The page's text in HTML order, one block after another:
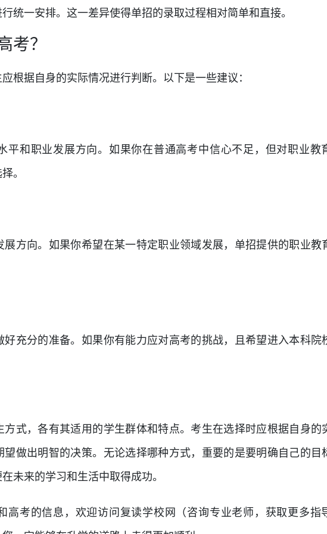
统一安排。这一差异使得单招的录取过程相对简单和直接。
考？
根据自身的实际情况进行判断。以下是一些建议：
平和职业发展方向。如果你在普通高考中信心不足，但对职业教
。
展方向。如果你希望在某一特定职业领域发展，单招提供的职业教
充分的准备。如果你有能力应对高考的挑战，且希望进入本科院
方式，各有其适用的学生群体和特点。考生在选择时应根据自身的
做出明智的决策。无论选择哪种方式，重要的是要明确自己的目
未来的学习和生活中取得成功。
高考的信息，欢迎访问复读学校网（咨询专业老师，获取更多指